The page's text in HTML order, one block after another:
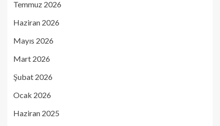
Temmuz 2026
Haziran 2026
Mayıs 2026
Mart 2026
Şubat 2026
Ocak 2026
Haziran 2025